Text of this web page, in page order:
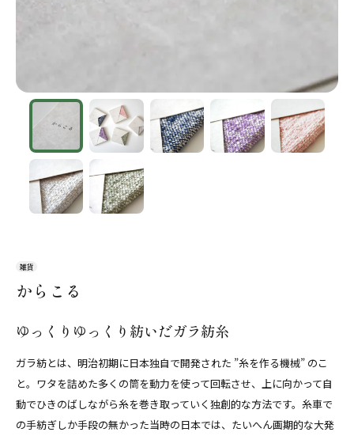
雑貨
からこる
ゆっくりゆっくり紡いだガラ紡糸
ガラ紡とは、明治初期に日本独自で開発された ”糸を作る機械” のこ
と。ワタを詰めた多くの筒を動力を使って回転させ、上に向かって自
動でひきのばしながら糸を巻き取っていく独創的な方法です。糸車で
の手紡ぎしか手段の無かった当時の日本では、たいへん画期的な大発